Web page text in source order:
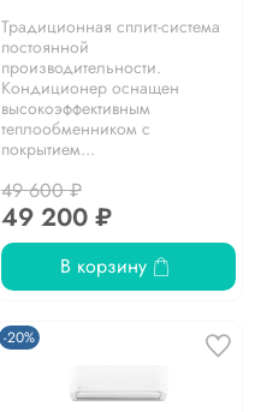
Традиционная сплит-система
постоянной
производительности.
Кондиционер оснащен
высокоэффективным
теплообменником с
покрытием...
49 600 ₽
49 200 ₽
В корзину
-20%